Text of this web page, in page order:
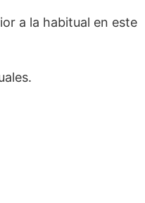
a la habitual en este